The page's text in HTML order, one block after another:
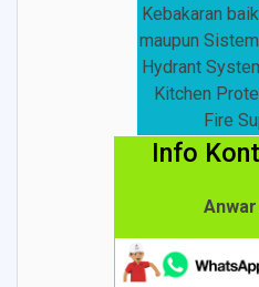
Kebakaran
maupun
Hydrant
Kitchen
Fire
Info